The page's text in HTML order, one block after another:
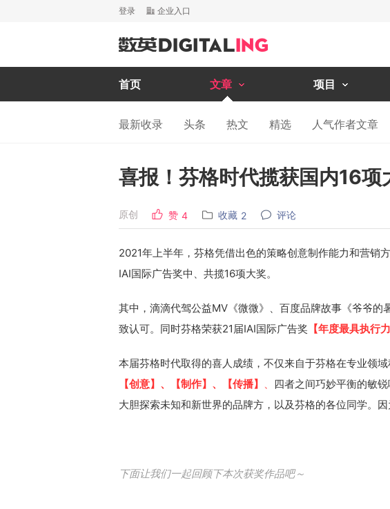
登录 企业入口
首页 文章 项目
最新收录 头条 热文 精选 人气作者文章
喜报！芬格时代揽获国内16项
原创 赞 4 收藏 2 评论
2021年上半年，芬格凭借出色的策略创意制作能力和营销
IAI国际广告奖中、共揽16项大奖。
其中，滴滴代驾公益MV《微微》、百度品牌故事《爷爷的
致认可。同时芬格荣获21届IAI国际广告奖 【年度最具执行
本届芬格时代取得的喜人成绩，不仅来自于芬格在专业领
【创意】、【制作】 、【传播】 、 四者之间巧妙平衡的敏
大胆探索未知和新世界的品牌方，以及芬格的各位同学。因
下面让我们一起回顾下本次获奖作品吧～